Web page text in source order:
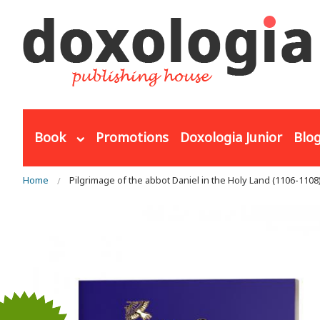
Book Promotions Doxologia Junior
You are here
Home Pilgrimage of the abbot Daniel in the Holy Land (1106-